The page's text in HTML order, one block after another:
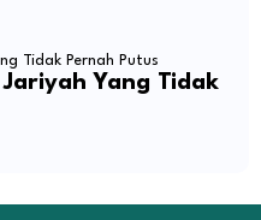
Yang Tidak